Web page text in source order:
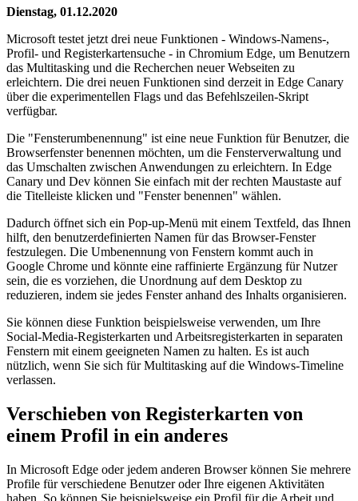
Dienstag, 01.12.2020
Microsoft testet jetzt drei neue Funktionen - Windows-Namens-,
Profil- und Registerkartensuche - in Chromium Edge, um Benutzern
das Multitasking und die Recherchen neuer Webseiten zu
erleichtern. Die drei neuen Funktionen sind derzeit in Edge Canary
über die experimentellen Flags und das Befehlszeilen-Skript
verfügbar.
Die "Fensterumbenennung" ist eine neue Funktion für Benutzer, die
Browserfenster benennen möchten, um die Fensterverwaltung und
das Umschalten zwischen Anwendungen zu erleichtern. In Edge
Canary und Dev können Sie einfach mit der rechten Maustaste auf
die Titelleiste klicken und "Fenster benennen" wählen.
Dadurch öffnet sich ein Pop-up-Menü mit einem Textfeld, das Ihnen
hilft, den benutzerdefinierten Namen für das Browser-Fenster
festzulegen. Die Umbenennung von Fenstern kommt auch in
Google Chrome und könnte eine raffinierte Ergänzung für Nutzer
sein, die es vorziehen, die Unordnung auf dem Desktop zu
reduzieren, indem sie jedes Fenster anhand des Inhalts organisieren.
Sie können diese Funktion beispielsweise verwenden, um Ihre
Social-Media-Registerkarten und Arbeitsregisterkarten in separaten
Fenstern mit einem geeigneten Namen zu halten. Es ist auch
nützlich, wenn Sie sich für Multitasking auf die Windows-Timeline
verlassen.
Verschieben von Registerkarten von
einem Profil in ein anderes
In Microsoft Edge oder jedem anderen Browser können Sie mehrere
Profile für verschiedene Benutzer oder Ihre eigenen Aktivitäten
haben. So können Sie beispielsweise ein Profil für die Arbeit und